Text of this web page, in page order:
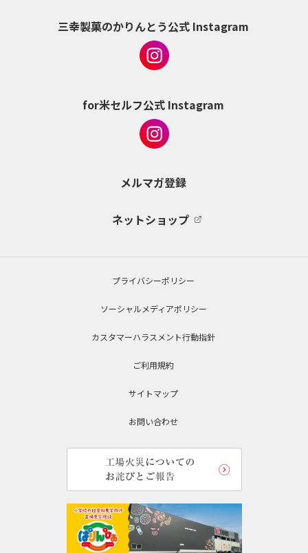
三幸製菓のかりんとう公式 Instagram
for米セルフ公式 Instagram
メルマガ登録
ネットショップ
プライバシーポリシー
ソーシャルメディアポリシー
カスタマーハラスメント行動指針
ご利用規約
サイトマップ
お問い合わせ